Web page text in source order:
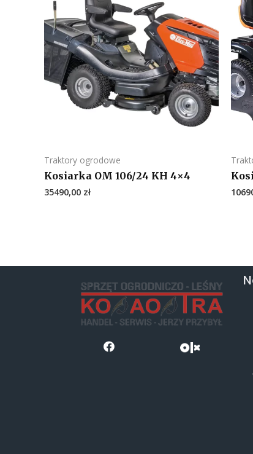
Traktory ogrodowe
Kosiarka OM 106/24 KH 4×4
35490,00 zł